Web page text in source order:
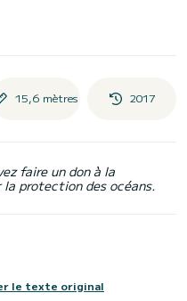
15,6 mètres 2017
faire un don à la
protection des océans.
le texte original